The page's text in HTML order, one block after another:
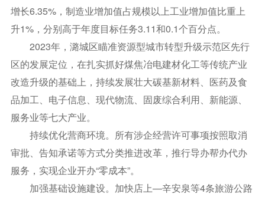
增长6.35%，制造业增加值占规模以上工业增加值比重上
升1%，分别高于年度目标任务3.11和0.1个百分点。
2023年，潞城区瞄准资源型城市转型升级示范区先行
区的发展定位，在扎实抓好煤焦冶电建材化工等传统产业
改造升级的基础上，持续发展壮大碳基新材料、医药及食
品加工、电子信息、现代物流、固废综合利用、新能源、
服务业等七大产业。
持续优化营商环境。所有涉企经营许可事项按照取消
审批、告知承诺等方式分类推进改革，推行导办帮办代办
服务，实现企业开办“零成本”。
加强基础设施建设。加快店上—辛安泉等4条旅游公路